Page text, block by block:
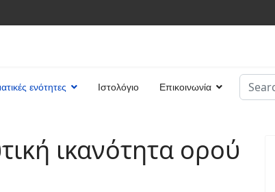
ενότητες Ιστολόγιο Επικοινωνία
Search
ικανότητα ορού